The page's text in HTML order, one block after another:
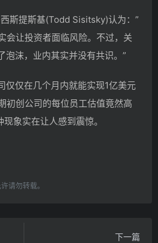
斯提斯基(Todd Sisitsky)认为：”
会让投资者面临风险。不过，关
泡沫，业内其实并没有共识。”
仅仅在几个月内就能实现1亿美元
初创公司的每位员工估值竟然高
象实在让人感到震惊。
请勿转载。
下一篇